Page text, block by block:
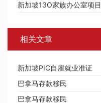
新加坡13O家族办公室项目
相关文章
新加坡PIC自雇就业准证
巴拿马存款移民
巴拿马存款移民